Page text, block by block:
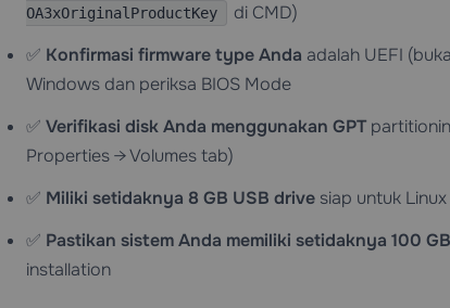
OA3xOriginalProductKey
di CMD)
✅ Konfirmasi firmware type Anda adalah UEFI
Windows dan periksa BIOS Mode
✅ Verifikasi disk Anda menggunakan GPT
Properties → Volumes tab)
✅ Miliki setidaknya 8 GB USB drivesiap untuk Linux
✅ Pastikan sistem Anda memiliki setidaknya 100
installation